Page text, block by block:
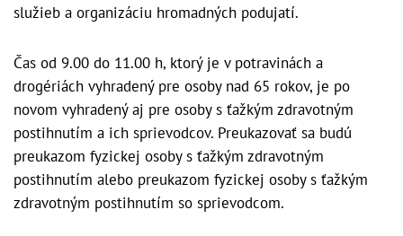
služieb a organizáciu hromadných podujatí.
Čas od 9.00 do 11.00 h, ktorý je v potravinách a
drogériách vyhradený pre osoby nad 65 rokov, je po
novom vyhradený aj pre osoby s ťažkým zdravotným
postihnutím a ich sprievodcov. Preukazovať sa budú
preukazom fyzickej osoby s ťažkým zdravotným
postihnutím alebo preukazom fyzickej osoby s ťažkým
zdravotným postihnutím so sprievodcom.